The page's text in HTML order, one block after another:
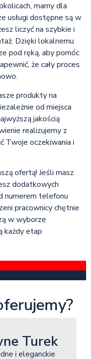
mamy dla
usługi dostępne są w
liczyć na szybkie i
Dzięki lokalnemu
pod ręką, aby pomóc
że cały proces
produkty na
od miejsca
jakością
realizujemy z
Twoje oczekiwania i
ofertą! Jeśli masz
dodatkowych
numerem telefonu
pracownicy chętnie
w wyborze
każdy etap
Turek
i eleganckie